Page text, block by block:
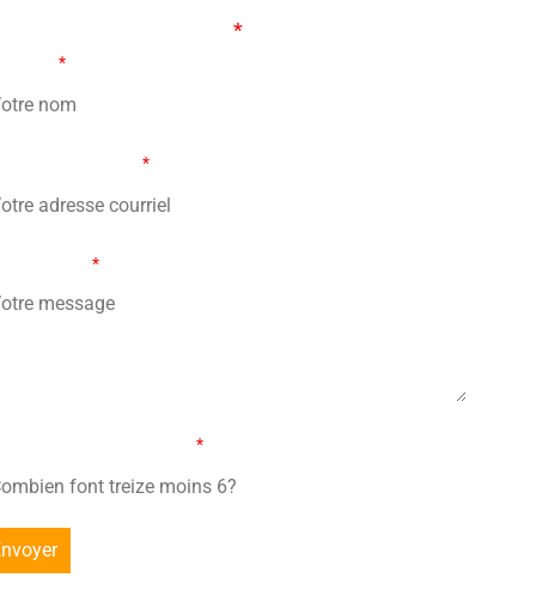
*sont obligatoires
*
*
*
*